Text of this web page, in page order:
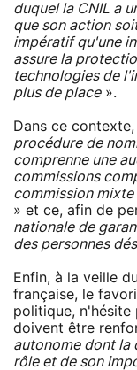
duquel la CNIL a
que son action
impératif qu'une
assure la
technologies de
plus de place».
Dans ce
procédure de
comprenne une
commissions
commission
» et ce, afin de
nationale de
des personnes
Enfin, à la veille
française, le
politique, n'hésite
doivent être
autonome dont la
rôle et de son